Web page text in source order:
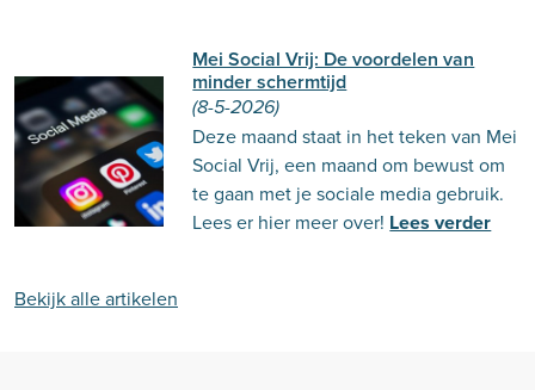
Mei Social Vrij: De voordelen van
minder schermtijd
(8-5-2026)
Deze maand staat in het teken van Mei
Social Vrij, een maand om bewust om
te gaan met je sociale media gebruik.
Lees er hier meer over! Lees verder
Bekijk alle artikelen